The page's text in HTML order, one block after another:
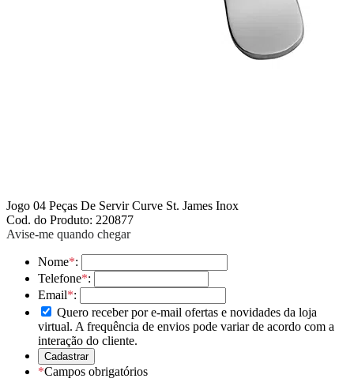
Jogo 04 Peças De Servir Curve St. James Inox
Cod. do Produto: 220877
Avise-me quando chegar
Nome*:
Telefone*:
Email*:
Quero receber por e-mail ofertas e novidades da loja
virtual. A frequência de envios pode variar de acordo com a
interação do cliente.
*Campos obrigatórios